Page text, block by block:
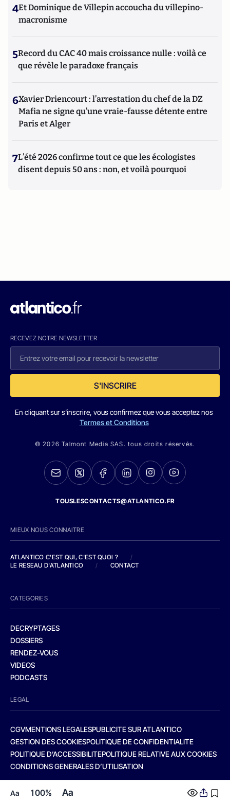
Aa 100% Aa
4Et Dominique de Villepin accoucha du villepino-
macronisme
5Record du CAC 40 mais croissance nulle : voilà ce
que révèle le paradoxe français
6Xavier Driencourt : l’arrestation du chef de la DZ
Mafia ne signe qu’une vraie-fausse détente entre
Paris et Alger
7L’été 2026 confirme tout ce que les écologistes
disent depuis 50 ans : non, et voilà pourquoi
RECEVEZ NOTRE NEWSLETTER
S'INSCRIRE
En cliquant sur s'inscrire, vous confirmez que vous acceptez nos
Termes et Conditions
© 2026 Talmont Media SAS. tous droits réservés.
TOUSLESCONTACTS@ATLANTICO.FR
MIEUX NOUS CONNAITRE
ATLANTICO C'EST QUI, C'EST QUOI ?
/
LE RESEAU D'ATLANTICO
/ CONTACT
CATEGORIES
DECRYPTAGES
DOSSIERS
RENDEZ-VOUS
VIDEOS
PODCASTS
LEGAL
CGVMENTIONS LEGALESPUBLICITE SUR ATLANTICO
GESTION DES COOKIESPOLITIQUE DE CONFIDENTIALITE
POLITIQUE D’ACCESSIBILITEPOLITIQUE RELATIVE AUX COOKIES
CONDITIONS GENERALES D’UTILISATION